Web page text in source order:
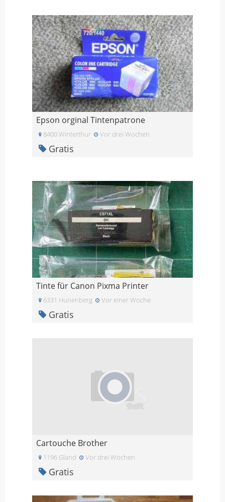
Epson orginal Tintenpatrone
8400 Winterthur Vor drei Wochen
Gratis
Tinte für Canon Pixma Printer
6331 Hunenberg Vor einer Woche
Gratis
Cartouche Brother
1196 Gland Vor drei Wochen
Gratis